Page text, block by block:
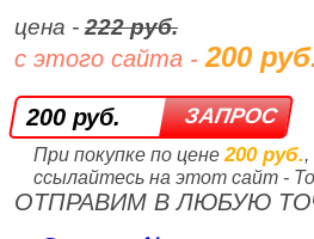
цена -222 руб.
с этого сайта -200
200 руб.
При покупке по цене 200 руб.,
ссылайтесь на этот сайт -
ОТПРАВИМ В ЛЮБУЮ